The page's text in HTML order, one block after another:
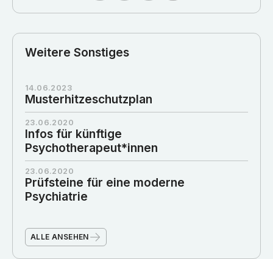
Weitere Sonstiges
14.06.2023
Musterhitzeschutzplan
23.06.2020
Infos für künftige
Psychotherapeut*innen
23.06.2020
Prüfsteine für eine moderne
Psychiatrie
ALLE ANSEHEN